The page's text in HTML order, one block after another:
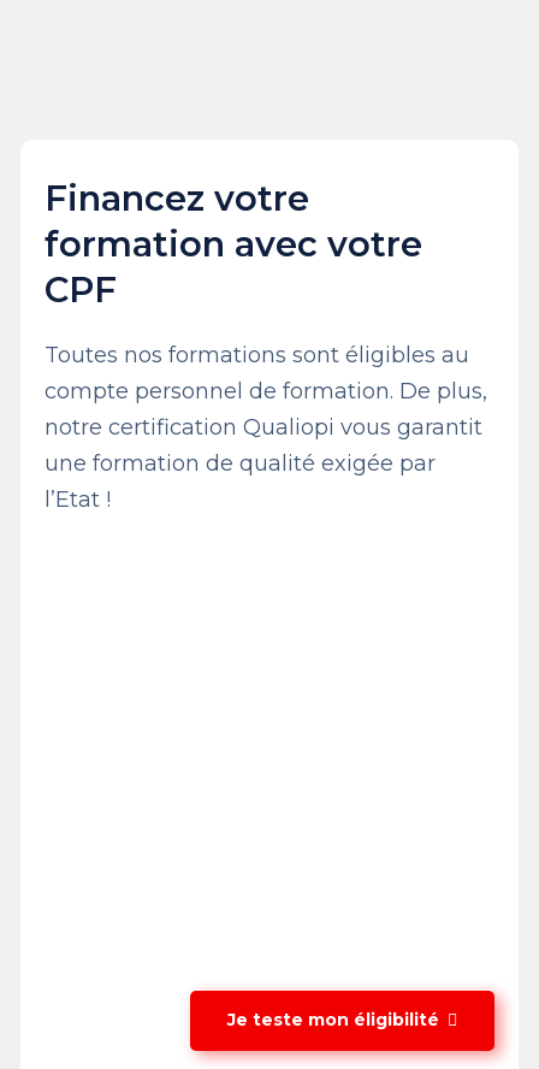
Financez votre
formation avec votre
CPF
Toutes nos formations sont éligibles au
compte personnel de formation. De plus,
notre certification Qualiopi vous garantit
une formation de qualité exigée par
l’Etat !
Je teste mon éligibilité